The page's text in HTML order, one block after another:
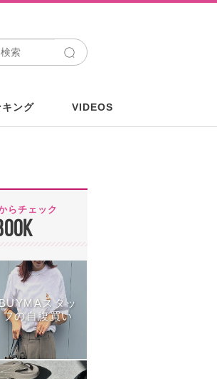
キング VIDEOS
らチェック
BUYMAスタッ
フの自腹買い